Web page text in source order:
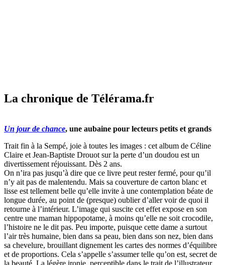
La chronique de Télérama.fr
Un jour de chance, une aubaine pour lecteurs petits et grands
Trait fin à la Sempé, joie à toutes les images : cet album de Céline
Claire et Jean-Baptiste Drouot sur la perte d’un doudou est un
divertissement réjouissant. Dès 2 ans.
On n’ira pas jusqu’à dire que ce livre peut rester fermé, pour qu’il
n’y ait pas de malentendu. Mais sa couverture de carton blanc et
lisse est tellement belle qu’elle invite à une contemplation béate de
longue durée, au point de (presque) oublier d’aller voir de quoi il
retourne à l’intérieur. L’image qui suscite cet effet expose en son
centre une maman hippopotame, à moins qu’elle ne soit crocodile,
l’histoire ne le dit pas. Peu importe, puisque cette dame a surtout
l’air très humaine, bien dans sa peau, bien dans son nez, bien dans
sa chevelure, brouillant dignement les cartes des normes d’équilibre
et de proportions. Cela s’appelle s’assumer telle qu’on est, secret de
la beauté. La légère ironie, perceptible dans le trait de l’illustrateur